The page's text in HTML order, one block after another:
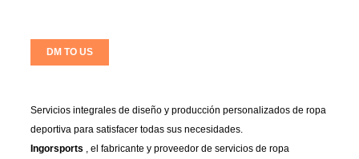
DM TO US
Servicios integrales de diseño y producción personalizados de ropa
deportiva para satisfacer todas sus necesidades.
Ingorsports , el fabricante y proveedor de servicios de ropa